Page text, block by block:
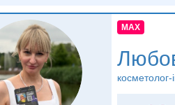
MAX
косметолог-